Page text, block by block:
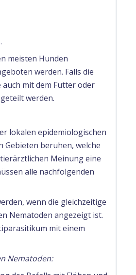
meisten Hunden
werden. Falls die
mit dem Futter oder
werden.
lokalen epidemiologischen
beruhen, welche
Meinung eine
alle nachfolgenden
wenn die gleichzeitige
Nematoden angezeigt ist.
mit einem
Nematoden: